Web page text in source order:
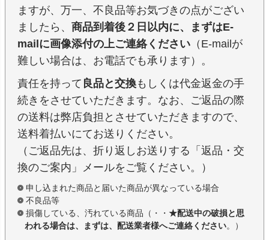
ますが、万一、不良品等お気づきの点がござい
ましたら、 商品到着後２日以内に、まずはE-
mailに画像添付の上ご連絡ください （E-mailが
難しい場合は、お電話でも承ります）。
責任を持って 良品と交換もしくは代金返金の手
続きをさせていただきます。なお、ご返品の際
の送料は弊店負担とさせていただきますので、
送料着払いにてお送りください。
（ご返品先は、折り返しお送りする「返品・交
換のご案内」メールをご覧ください。）
申し込まれた商品と届いた商品が異なっている場合
不良品等
損傷している、汚れている商品（・・ ★配送中の破損と思
われる場合は、まずは、配送業者様へご連絡ください。）